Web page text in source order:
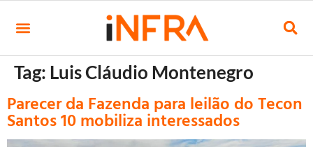
Tag: Luis Cláudio Montenegro
Parecer da Fazenda para leilão do Tecon
Santos 10 mobiliza interessados